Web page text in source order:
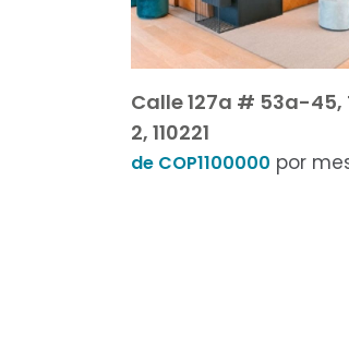
Calle 127a # 53a-45,
2, 110221
de COP1100000 por